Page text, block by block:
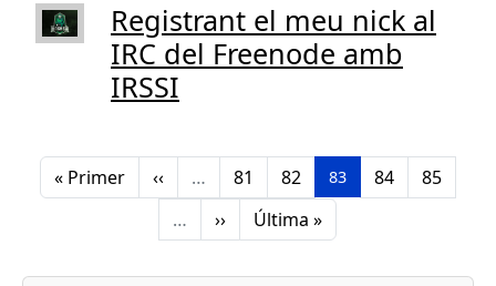
Registrant el meu nick al
IRC del Freenode amb
IRSSI
Pagination
Primera pàgina
« Primer Pàgina anterior
‹‹ … Pàgina
81 Pàgina
82 Pàgina
83 Pàgina
84 Pàgina
85
…
Pàgina segent
›› Última pàgina
Última »